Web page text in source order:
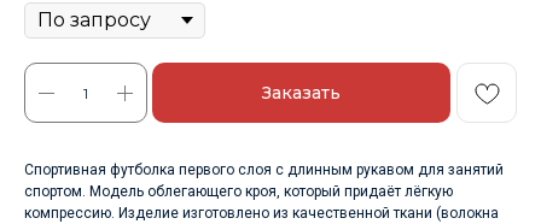
Заказать
Спортивная футболка первого слоя с длинным рукавом для занятий
спортом. Модель облегающего кроя, который придаёт лёгкую
компрессию. Изделие изготовлено из качественной ткани (волокна